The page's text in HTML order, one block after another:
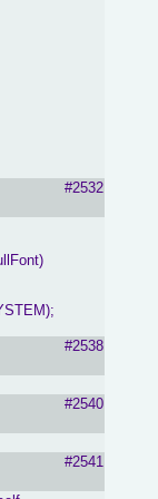
#2532
#2538
#2540
#2541